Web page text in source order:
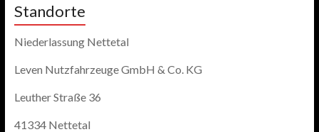
Standorte
Niederlassung Nettetal
Leven Nutzfahrzeuge GmbH & Co. KG
Leuther Straße 36
41334 Nettetal